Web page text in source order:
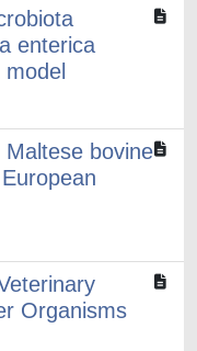
enterica
bovine
Organisms